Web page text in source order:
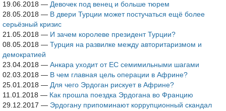
19.06.2018 — Девочек под венец и больше тюрем
28.05.2018 — В двери Турции может постучаться ещё более
серьёзный кризис
21.05.2018 — И зачем королеве президент Турции?
08.05.2018 — Турция на развилке между авторитаризмом и
демократией
23.04.2018 — Анкара уходит от ЕС семимильными шагами
02.03.2018 — В чем главная цель операции в Африне?
25.01.2018 — Для чего Эрдоган рискует в Африне?
11.01.2018 — Как прошла поездка Эрдогана во Францию
29.12.2017 — Эрдогану припоминают коррупционный скандал